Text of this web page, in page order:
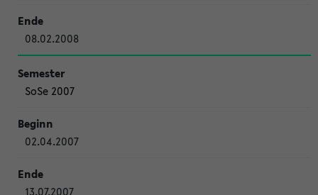
08.02.2008
SoSe 2007
02.04.2007
13.07.2007